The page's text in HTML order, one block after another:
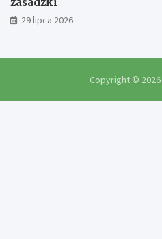
29 lipca 2026
Copyright © 2026